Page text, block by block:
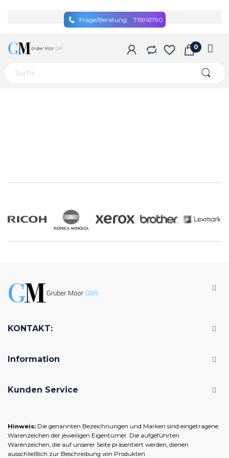
Frage/Beratung: 715916790
KONTAKT:
Information
Kunden Service
Hinweis: Die genannten Bezeichnungen und Marken sind eingetragene
Warenzeichen der jeweiligen Eigentümer. Die aufgeführten
Warenzeichen, die auf unserer Seite präsentiert werden, dienen
ausschließlich zur Beschreibung von Produkten.